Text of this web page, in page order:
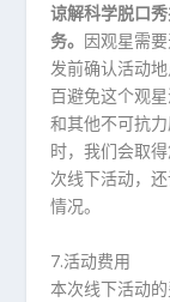
谅解科学脱口
务。 因观星需
发前确认活动
百避免这个观
和其他不可抗
时，我们会取
次线下活动，
情况。
7.活动费用
本次线下活动